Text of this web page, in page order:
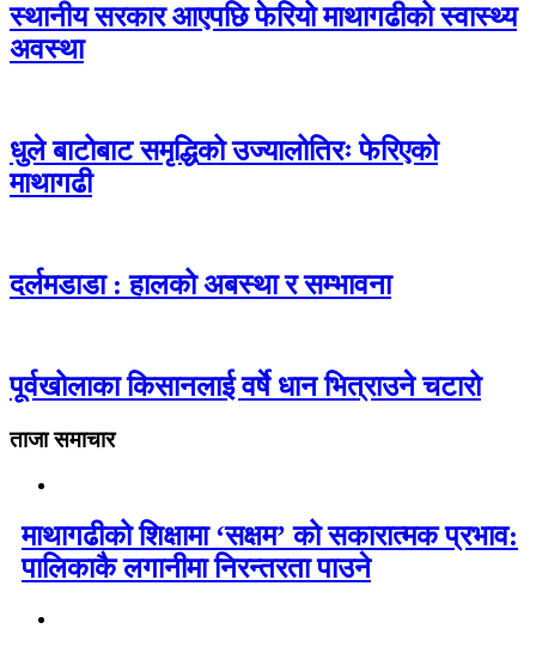
स्थानीय सरकार आएपछि फेरियो माथागढीको स्वास्थ्य
अवस्था
धुले बाटोबाट समृद्धिको उज्यालोतिरः फेरिएको
माथागढी
दर्लमडाडा : हालको अबस्था र सम्भावना
पूर्वखोलाका किसानलाई वर्षे धान भित्राउने चटारो
ताजा समाचार
माथागढीको शिक्षामा ‘सक्षम’ को सकारात्मक प्रभाव:
पालिकाकै लगानीमा निरन्तरता पाउने